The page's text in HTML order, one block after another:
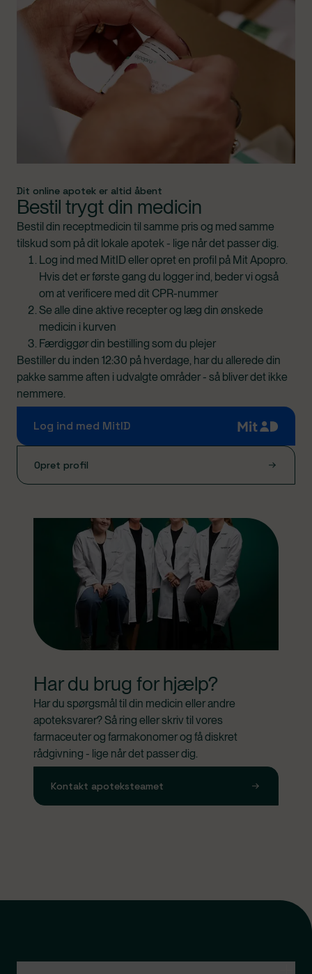
Dit online apotek er altid åbent
Bestil trygt din medicin
Bestil din receptmedicin til samme pris og med samme
tilskud som på dit lokale apotek - lige når det passer dig.
Log ind med MitID eller opret en profil på Mit Apopro.
Hvis det er første gang du logger ind, beder vi også
om at verificere med dit CPR-nummer
Se alle dine aktive recepter og læg din ønskede
medicin i kurven
Færdiggør din bestilling som du plejer
Bestiller du inden 12:30 på hverdage, har du allerede din
pakke samme aften i udvalgte områder - så bliver det ikke
nemmere.
Log ind med MitID
Opret profil
Har du brug for hjælp?
Har du spørgsmål til din medicin eller andre
apoteksvarer? Så ring eller skriv til vores
farmaceuter og farmakonomer og få diskret
rådgivning - lige når det passer dig.
Kontakt apoteksteamet